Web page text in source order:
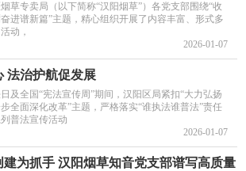
草专卖局（以下简称“汉阳烟草”）各党支部围绕“收
进谱新篇”主题，精心组织开展了内容丰富、形式多
动，
2026-01-07
法治护航促发展
及全国“宪法宣传周”期间，汉阳区局紧扣“大力弘扬
全面深化改革”主题，严格落实“谁执法谁普法”责任
普法宣传活动
2026-01-07
建为抓手 汉阳烟草知音党支部谱写高质量